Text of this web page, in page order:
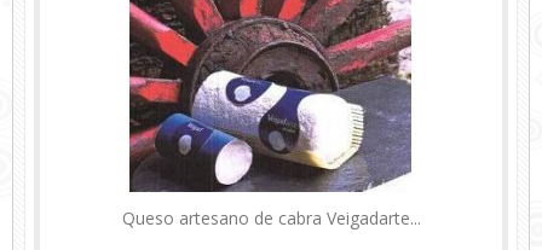
Queso artesano de cabra Veigadarte...